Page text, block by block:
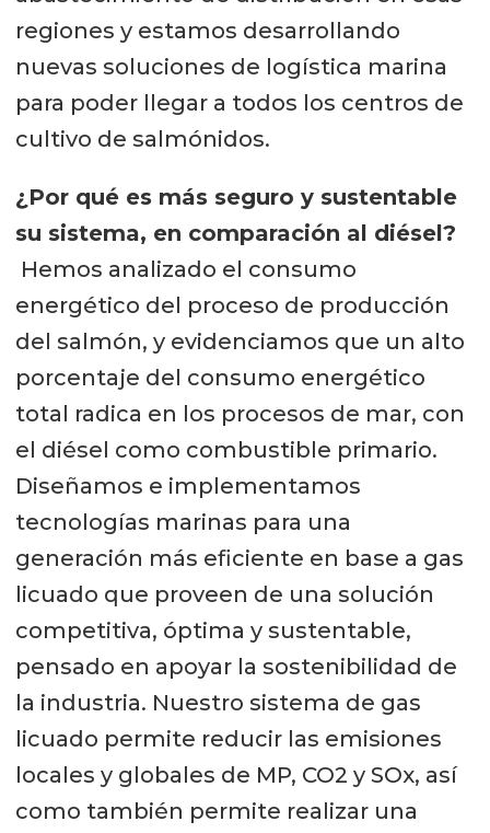
regiones y estamos desarrollando
nuevas soluciones de logística marina
para poder llegar a todos los centros de
cultivo de salmónidos.
¿Por qué es más seguro y sustentable
su sistema, en comparación al diésel?
Hemos analizado el consumo
energético del proceso de producción
del salmón, y evidenciamos que un alto
porcentaje del consumo energético
total radica en los procesos de mar, con
el diésel como combustible primario.
Diseñamos e implementamos
tecnologías marinas para una
generación más eficiente en base a gas
licuado que proveen de una solución
competitiva, óptima y sustentable,
pensado en apoyar la sostenibilidad de
la industria. Nuestro sistema de gas
licuado permite reducir las emisiones
locales y globales de MP, CO2 y SOx, así
como también permite realizar una